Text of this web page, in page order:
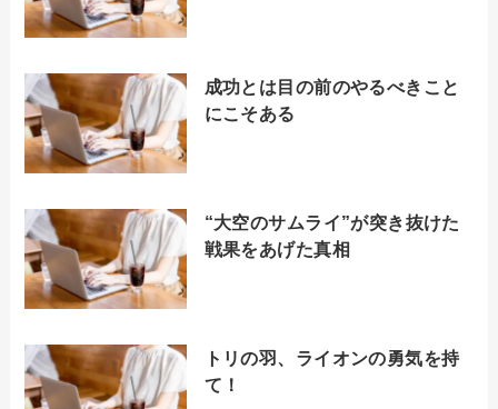
成功とは目の前のやるべきこと
にこそある
“大空のサムライ”が突き抜けた
戦果をあげた真相
トリの羽、ライオンの勇気を持
て！